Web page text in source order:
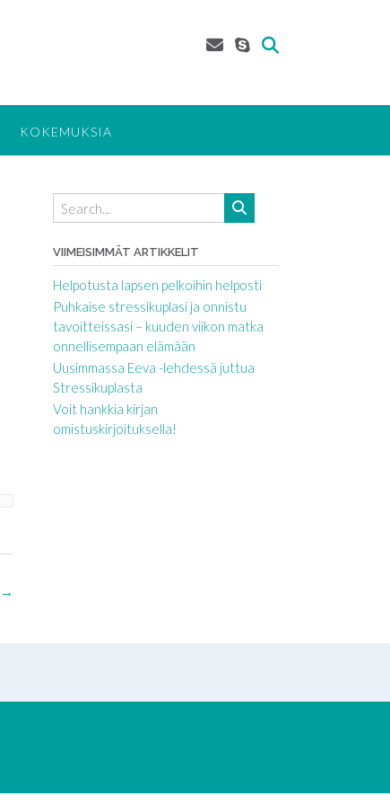
KOKEMUKSIA
→
VIIMEISIMMÄT ARTIKKELIT
Helpotusta lapsen pelkoihin helposti
Puhkaise stressikuplasi ja onnistu
tavoitteissasi – kuuden viikon matka
onnellisempaan elämään
Uusimmassa Eeva -lehdessä juttua
Stressikuplasta
Voit hankkia kirjan
omistuskirjoituksella!